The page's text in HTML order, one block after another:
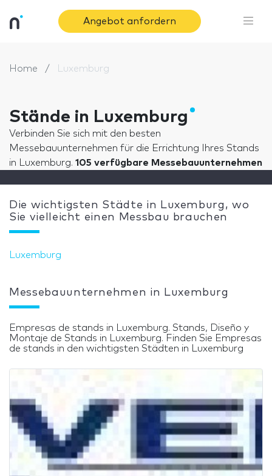
Angebot anfordern
Home Luxemburg
Stände in Luxemburg
Verbinden Sie sich mit den besten
Messebauunternehmen für die Errichtung Ihres Stands
in Luxemburg. 105 verfügbare Messebauunternehmen
Die wichtigsten Städte in Luxemburg, wo
Sie vielleicht einen Messbau brauchen
Luxemburg
Messebauunternehmen in Luxemburg
Empresas de stands in Luxemburg. Stands, Diseño y
Montaje de Stands in Luxemburg. Finden Sie Empresas
de stands in den wichtigsten Städten in Luxemburg